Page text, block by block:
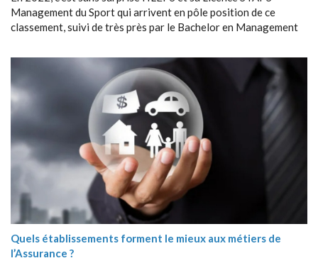
Management du Sport qui arrivent en pôle position de ce
classement, suivi de très près par le Bachelor en Management
Quels établissements forment le mieux aux métiers de
l’Assurance ?